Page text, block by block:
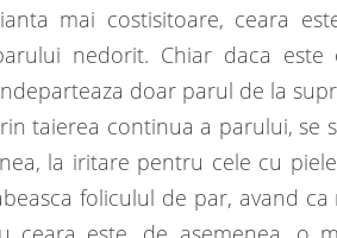
mai costisitoare, ceara
nedorit. Chiar daca
doar parul de la
taierea continua a parului, se
la iritare pentru cele cu
foliculul de par, avand